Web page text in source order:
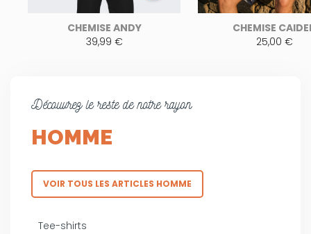
CHEMISE ANDY
39,99 €
CHEMISE
25,00 €
Découvrez le reste de notre rayon
HOMME
VOIR TOUS LES ARTICLES HOMME
Tee-shirts